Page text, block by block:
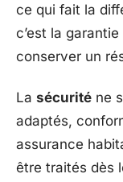
ce qui fait la
c’est la
conserver un
La sécurité ne
adaptés,
assurance
être traités dès